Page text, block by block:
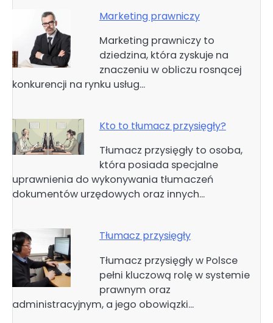
Marketing prawniczy
Marketing prawniczy to
dziedzina, która zyskuje na
znaczeniu w obliczu rosnącej
konkurencji na rynku usług…
Kto to tłumacz przysięgły?
Tłumacz przysięgły to osoba,
która posiada specjalne
uprawnienia do wykonywania tłumaczeń
dokumentów urzędowych oraz innych…
Tłumacz przysięgły
Tłumacz przysięgły w Polsce
pełni kluczową rolę w systemie
prawnym oraz
administracyjnym, a jego obowiązki…